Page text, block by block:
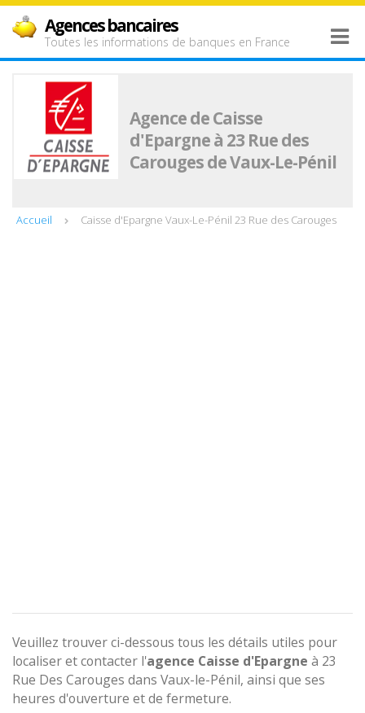
Agences bancaires
Toutes les informations de banques en France
Agence de Caisse
d'Epargne à 23 Rue des
Carouges de Vaux-Le-Pénil
Accueil Caisse d'Epargne Vaux-Le-Pénil 23 Rue des Carouges
Veuillez trouver ci-dessous tous les détails utiles pour
localiser et contacter l'agence Caisse d'Epargne à 23
Rue Des Carouges dans Vaux-le-Pénil, ainsi que ses
heures d'ouverture et de fermeture.